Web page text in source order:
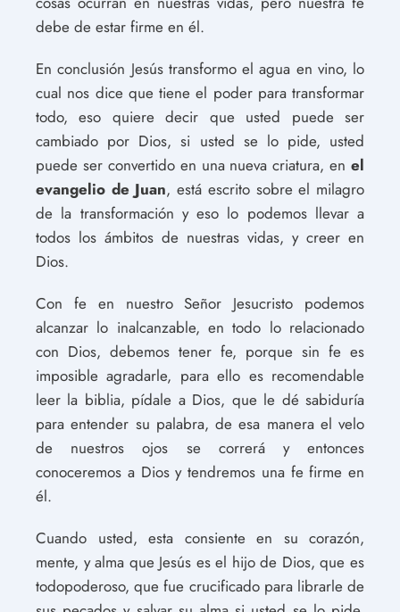
debe de estar firme en él.
En conclusión Jesús transformo el agua en vino, lo
cual nos dice que tiene el poder para transformar
todo, eso quiere decir que usted puede ser
cambiado por Dios, si usted se lo pide, usted
puede ser convertido en una nueva criatura, en el
evangelio de Juan, está escrito sobre el milagro
de la transformación y eso lo podemos llevar a
todos los ámbitos de nuestras vidas, y creer en
Dios.
Con fe en nuestro Señor Jesucristo podemos
alcanzar lo inalcanzable, en todo lo relacionado
con Dios, debemos tener fe, porque sin fe es
imposible agradarle, para ello es recomendable
leer la biblia, pídale a Dios, que le dé sabiduría
para entender su palabra, de esa manera el velo
de nuestros ojos se correrá y entonces
conoceremos a Dios y tendremos una fe firme en
él.
Cuando usted, esta consiente en su corazón,
mente, y alma que Jesús es el hijo de Dios, que es
todopoderoso, que fue crucificado para librarle de